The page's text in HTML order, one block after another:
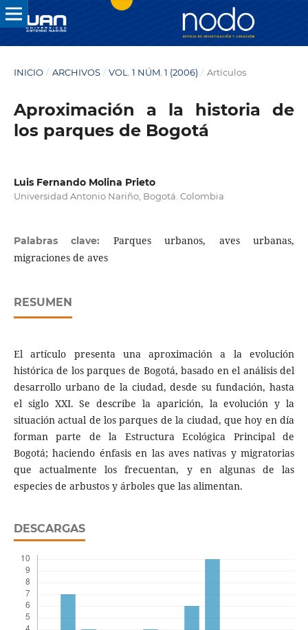
INICIO / ARCHIVOS / VOL. 1 NÚM. 1 (2006) / Artículos
Aproximación a la historia de
los parques de Bogotá
Luis Fernando Molina Prieto
Universidad Antonio Nariño, Bogotá. Colombia
Palabras clave: Parques urbanos, aves urbanas,
migraciones de aves
RESUMEN
El artículo presenta una aproximación a la evolución
histórica de los parques de Bogotá, basado en el análisis del
desarrollo urbano de la ciudad, desde su fundación, hasta
el siglo XXI. Se describe la aparición, la evolución y la
situación actual de los parques de la ciudad, que hoy en día
forman parte de la Estructura Ecológica Principal de
Bogotá; haciendo énfasis en las aves nativas y migratorias
que actualmente los frecuentan, y en algunas de las
especies de arbustos y árboles que las alimentan.
DESCARGAS